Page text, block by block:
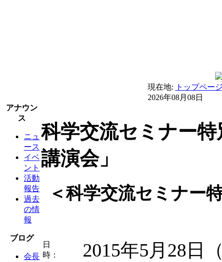
現在地:
トップペー
2026年08月08日
アナウン
ス
ニュ
ース
イベ
ント
活動
報告
過去
の情
報
ブログ
会長
科学交流セミナー特
講演会」
＜科学交流セミナー
日
時：
2015年5月28日